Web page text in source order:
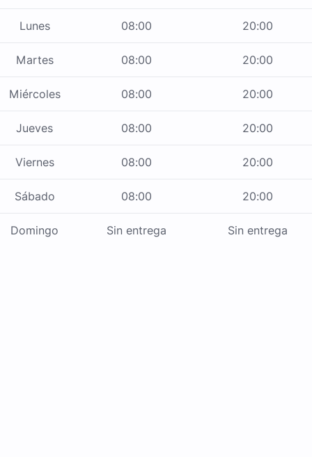
Lunes 08:00 20:00
Martes 08:00 20:00
Miércoles 08:00 20:00
Jueves 08:00 20:00
Viernes 08:00 20:00
Sábado 08:00 20:00
Domingo Sin entrega Sin entrega